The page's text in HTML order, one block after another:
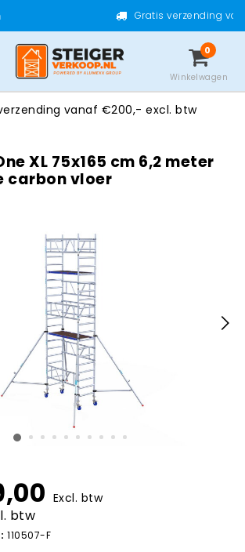
Gratis verzending vanaf €200,-
0
Winkelwagen
vanaf €200,- excl. btw
XL 75x165 cm 6,2 meter
carbon vloer
Excl. btw
btw
110507-F